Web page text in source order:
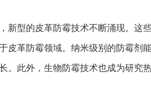
新型的皮革防霉技术不断涌现。这
皮革防霉领域。纳米级别的防霉剂
。此外，生物防霉技术也成为研究